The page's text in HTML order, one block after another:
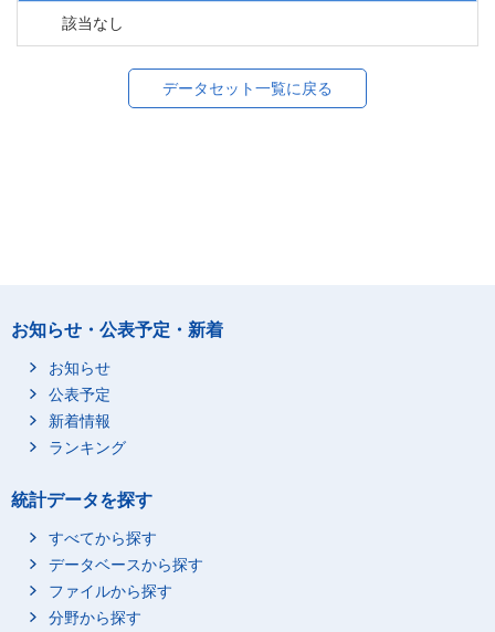
該当なし
データセット一覧に戻る
お知らせ・公表予定・新着
お知らせ
公表予定
新着情報
ランキング
統計データを探す
すべてから探す
データベースから探す
ファイルから探す
分野から探す